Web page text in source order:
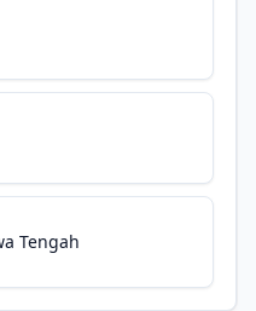
Tengah